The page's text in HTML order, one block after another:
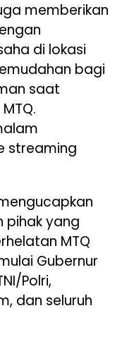
memberikan
di lokasi
bagi
saat
streaming
pihak yang
MTQ
Gubernur
Polri,
dan seluruh